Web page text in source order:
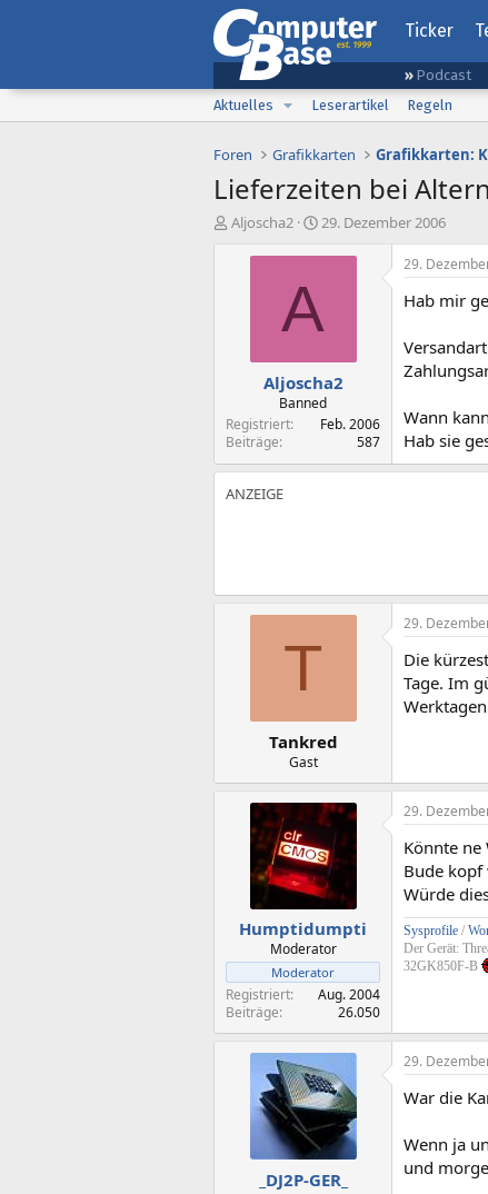
Ticker
Podcast
Aktuelles
Leserartikel Regeln
Foren Grafikkarten Grafikkarten:
Lieferzeiten bei
E
Aljoscha2
E
s
l
t
a
m
29. Dezember 2006
A
Aljoscha2
Banned
Registriert
Feb. 2006
Beiträge
587
29.
Hab mir
Wann
Hab sie
T
Tankred
Gast
29.
Die
Tage. Im
Humptidumpti
Moderator
Moderator
Registriert
Aug. 2004
Beiträge
26.050
29.
Könnte
Bude kopf
Würde
Sysprofile /
Der Gerät:
32GK850F-B
_DJ2P-GER_
29.
War die
Wenn ja
und